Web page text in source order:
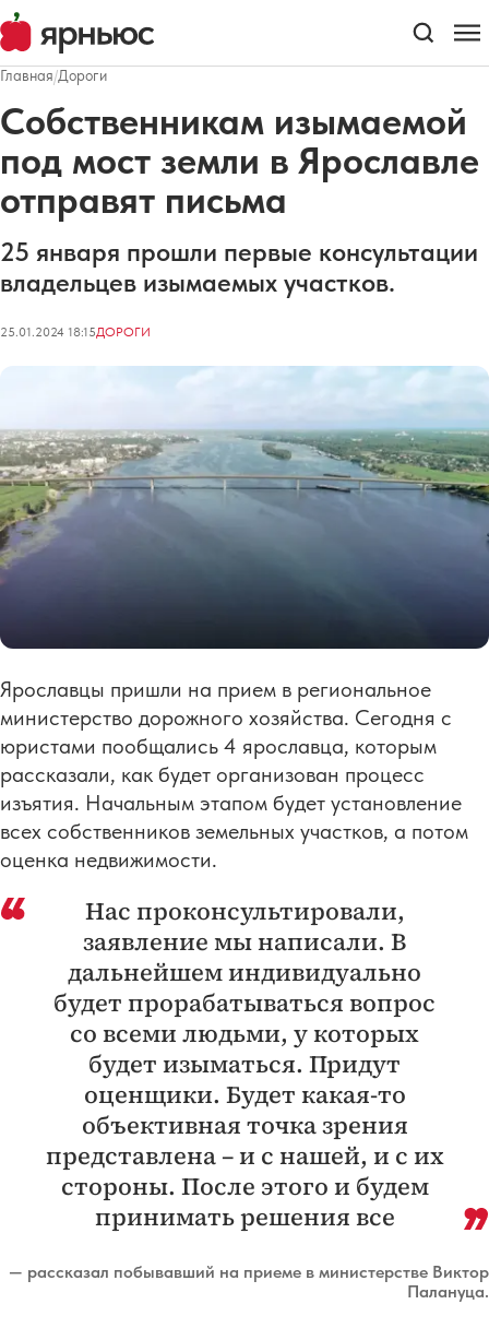
Главная/Дороги
Собственникам изымаемой
под мост земли в Ярославле
отправят письма
25 января прошли первые консультации
владельцев изымаемых участков.
25.01.2024 18:15ДОРОГИ
Ярославцы пришли на прием в региональное
министерство дорожного хозяйства. Сегодня с
юристами пообщались 4 ярославца, которым
рассказали, как будет организован процесс
изъятия. Начальным этапом будет установление
всех собственников земельных участков, а потом
оценка недвижимости.
Нас проконсультировали,
заявление мы написали. В
дальнейшем индивидуально
будет прорабатываться вопрос
со всеми людьми, у которых
будет изыматься. Придут
оценщики. Будет какая-то
объективная точка зрения
представлена – и с нашей, и с их
стороны. После этого и будем
принимать решения все
— рассказал побывавший на приеме в министерстве Виктор
Палануца.